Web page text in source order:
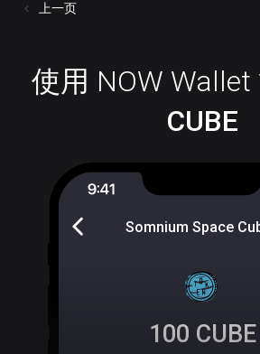
上一页
使用 NOW
CUBE
Somnium Space
100 CUBE